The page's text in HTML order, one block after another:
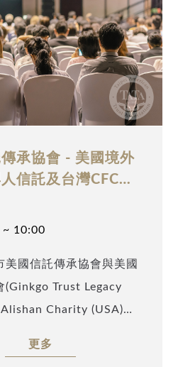
，一同掌握跨境財稅規劃
承協會 - 美國境外
信託及台灣CFC之
10:00
美國信託傳承協會與美國
(Ginkgo Trust Legacy
Charity (USA)及
務專員李博容(Timmy
更多